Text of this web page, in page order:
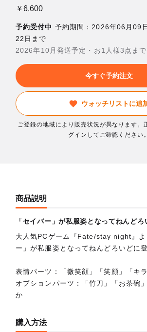
￥6,600
予約受付中 予約期間：2026年06月09
22日まで
2026年10月発送予定・お1人様3点まで
今すぐ予約注文
ウォッチリストに追
ご登録の地域により販売状況が異なります。
グインしてご確認ください。
商品説明
「セイバー」が私服姿となってねんどろ
大人気PCゲーム『Fate/stay night』よ
ー」が私服姿となってねんどろいどに
表情パーツ：「微笑顔」「笑顔」「キラ
オプションパーツ：「竹刀」「お茶碗
か
購入方法